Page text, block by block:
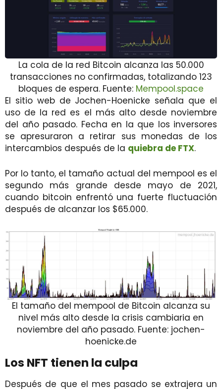
La cola de la red Bitcoin alcanza las 50.000
transacciones no confirmadas, totalizando 123
bloques de espera. Fuente: Mempool.space
El sitio web de Jochen-Hoenicke señala que el
uso de la red es el más alto desde noviembre
del año pasado. Fecha en la que los inversores
se apresuraron a retirar sus monedas de los
intercambios después de la quiebra de FTX.
Por lo tanto, el tamaño actual del mempool es el
segundo más grande desde mayo de 2021,
cuando bitcoin enfrentó una fuerte fluctuación
después de alcanzar los $65.000.
El tamaño del mempool de Bitcoin alcanza su
nivel más alto desde la crisis cambiaria en
noviembre del año pasado. Fuente: jochen-
hoenicke.de
Los NFT tienen la culpa
Después de que el mes pasado se extrajera un